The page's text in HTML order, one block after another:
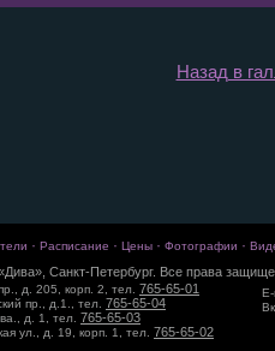
Назад в
· Расписание · Цены · Фотографии ·
Санкт-Петербург. Все права
д. 205, корп. 2, тел. 765-65-01
пр., д.1., тел. 765-65-04
д. 1, тел. 765-65-03
ул., д. 19, корп. 1, тел. 765-65-02